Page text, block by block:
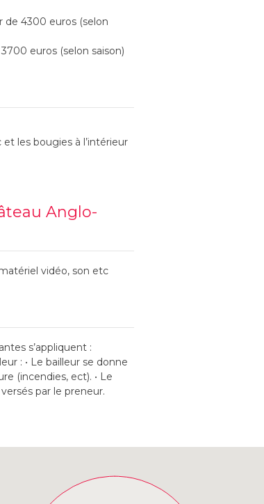
de 4300 euros (selon
euros (selon saison)
les bougies à l’intérieur
Anglo-
vidéo, son etc
s’appliquent :
: • Le bailleur se donne
(incendies, ect). • Le
par le preneur.